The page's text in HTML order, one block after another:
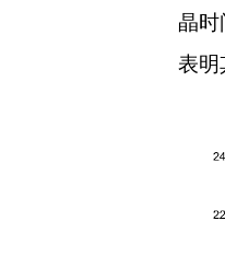
晶时
表明